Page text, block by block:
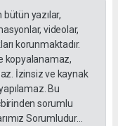
yazılar,
videolar,
korunmaktadır.
kopyalanamaz,
İzinsiz ve kaynak
Bu
sorumlu
Sorumludur...